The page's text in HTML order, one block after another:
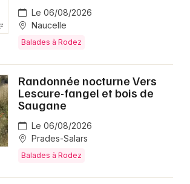
Le 06/08/2026
Naucelle
Balades à Rodez
Randonnée nocturne Vers
Lescure-fangel et bois de
Saugane
Le 06/08/2026
Prades-Salars
Balades à Rodez